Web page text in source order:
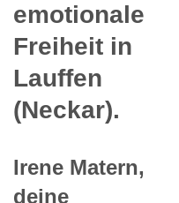
emotionale
Freiheit in
Lauffen
(Neckar).
Irene Matern,
deine